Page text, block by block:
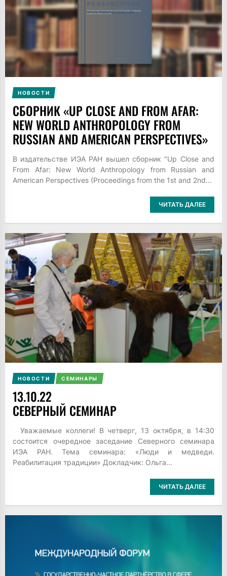
НОВОСТИ
СБОРНИК «UP CLOSE AND FROM AFAR:
NEW WORLD ANTHROPOLOGY FROM
RUSSIAN AND AMERICAN PERSPECTIVES»
В издательстве ИЭА РАН вышел сборник "Up Close and
From Afar: New World Anthropology from Russian and
American Perspectives (Proceedings from the 1st and 2nd...
ЧИТАТЬ ДАЛЕЕ
НОВОСТИ СЕМИНАРЫ
13.10.22
СЕВЕРНЫЙ СЕМИНАР
Уважаемые коллеги! В четверг, 13 октября, в 14:30
состоится очередное заседание Северного семинара
ИЭА РАН. Тема семинара: «Люди и медведи.
Реабилитация традиции» Докладчик: Ольга...
ЧИТАТЬ ДАЛЕЕ